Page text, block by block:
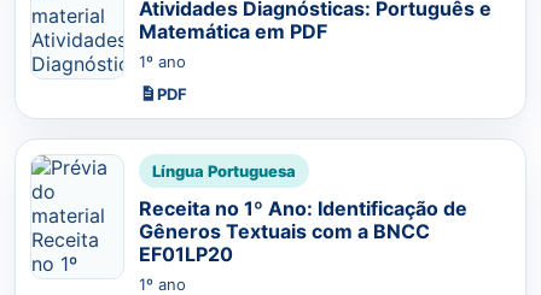
Atividades Diagnósticas: Português e
Matemática em PDF
1º ano
PDF
Língua Portuguesa
Receita no 1º Ano: Identificação de
Gêneros Textuais com a BNCC
EF01LP20
1º ano